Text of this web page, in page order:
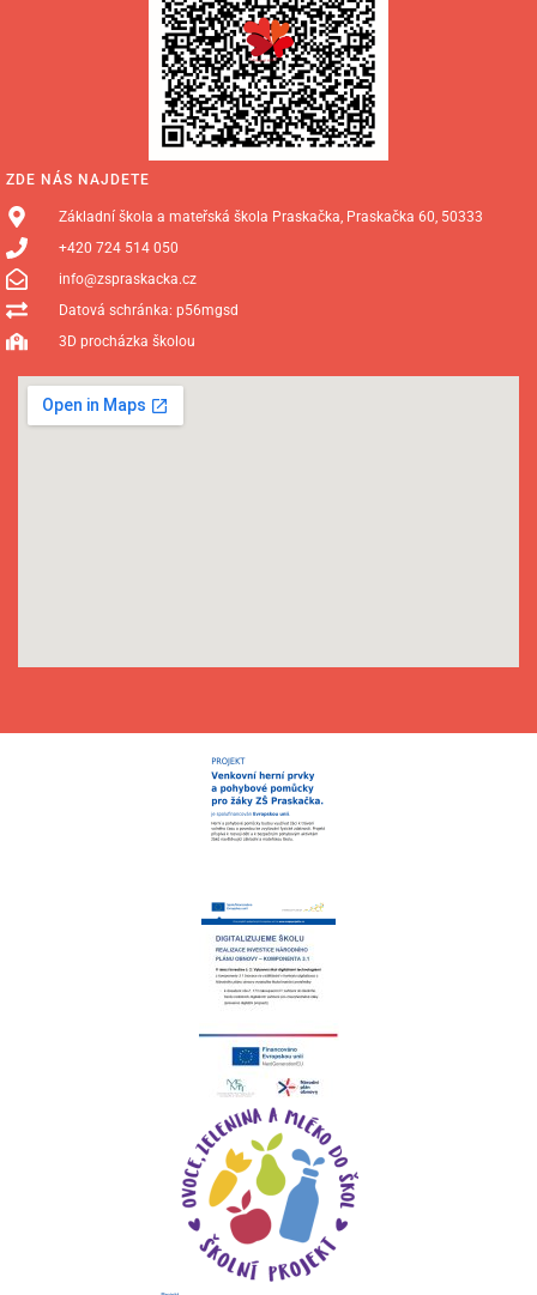
ZDE NÁS NAJDETE
Základní škola a mateřská škola Praskačka, Praskačka 60, 50333
+420 724 514 050
info@zspraskacka.cz
Datová schránka: p56mgsd
3D procházka školou